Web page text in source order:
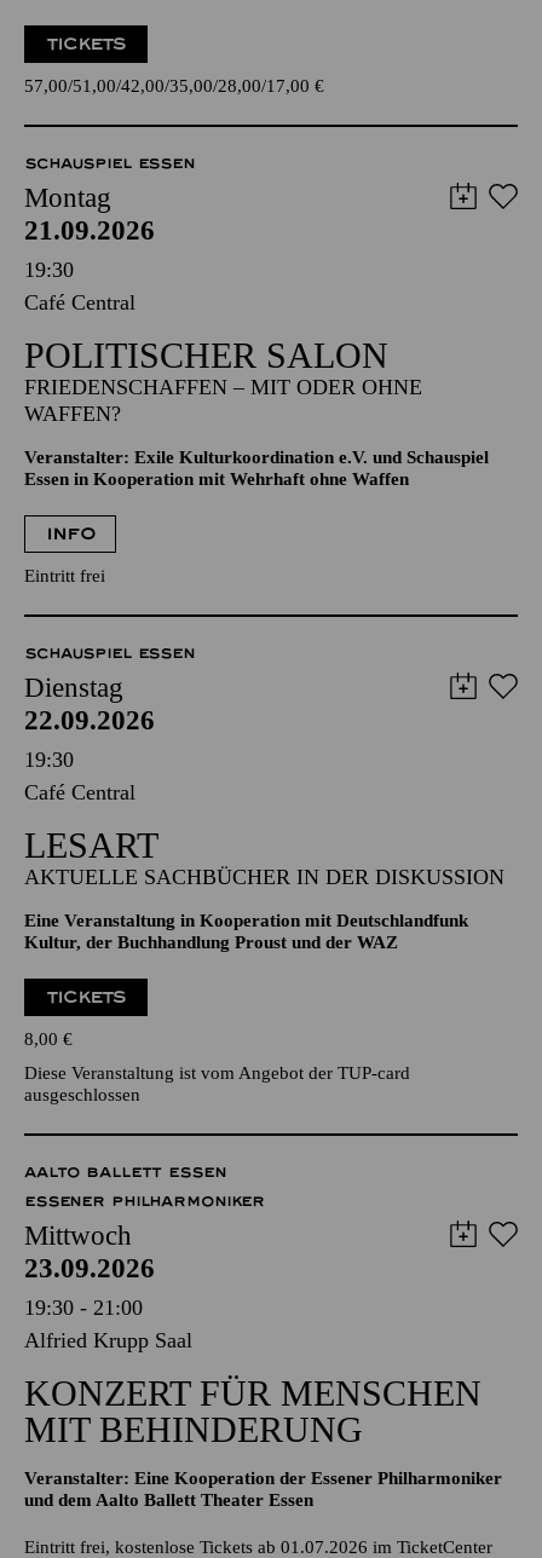
TICKETS
57,00 51,00 42,00 35,00 28,00 17,00 €
SCHAUSPIEL ESSEN
Montag
21.09.2026
19:30
Café Central
POLITISCHER SALON
FRIEDENSCHAFFEN – MIT ODER OHNE
WAFFEN?
Veranstalter: Exile Kulturkoordination e.V. und Schauspiel
Essen in Kooperation mit Wehrhaft ohne Waffen
INFO
Eintritt frei
SCHAUSPIEL ESSEN
Dienstag
22.09.2026
19:30
Café Central
LESART
AKTUELLE SACHBÜCHER IN DER DISKUSSION
Eine Veranstaltung in Kooperation mit Deutschlandfunk
Kultur, der Buchhandlung Proust und der WAZ
TICKETS
8,00 €
Diese Veranstaltung ist vom Angebot der TUP-card
ausgeschlossen
AALTO BALLETT ESSEN
ESSENER PHILHARMONIKER
Mittwoch
23.09.2026
19:30 - 21:00
Alfried Krupp Saal
KONZERT FÜR MENSCHEN
MIT BEHINDERUNG
Veranstalter: Eine Kooperation der Essener Philharmoniker
und dem Aalto Ballett Theater Essen
Eintritt frei, kostenlose Tickets ab 01.07.2026 im TicketCenter